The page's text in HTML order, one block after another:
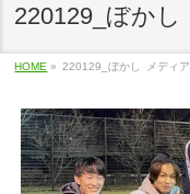
220129_ぼかし
HOME » 220129_ぼかし メディア